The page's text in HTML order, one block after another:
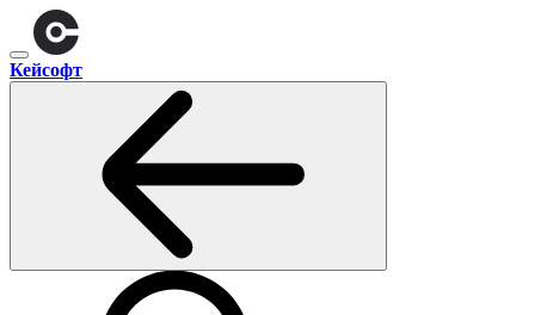
Кейсофт